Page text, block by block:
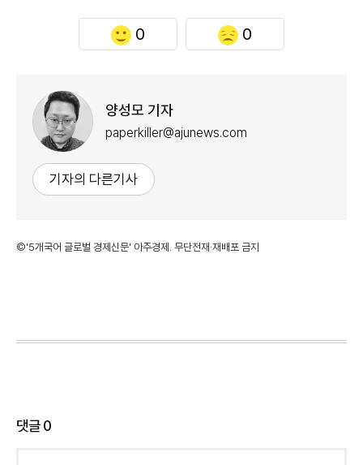
0 0
양성모 기자
paperkiller@ajunews.com
기자의 다른기사
©'5개국어 글로벌 경제신문' 아주경제. 무단전재·재배포 금지
댓글0